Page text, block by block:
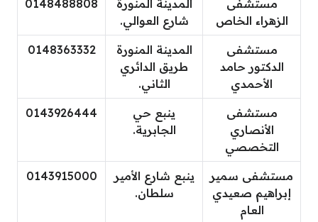
مستشفى
الزهراء الخاص
المدينة المنورة
شارع العوالي.
0148488808
مستشفى
الدكتور حامد
الأحمدي
المدينة المنورة
طريق الدائري
الثاني.
0148363332
مستشفى
الأنصاري
التخصصي
ينبع حي
الجابرية.
0143926444
مستشفى سمير
إبراهيم صعيدي
العام
ينبع شارع الأمير
سلطان.
0143915000